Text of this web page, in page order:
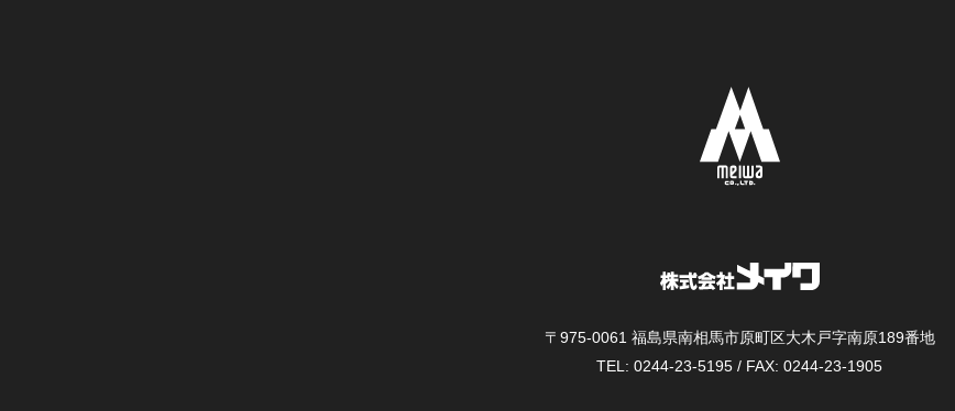
〒975-0061 福島県南相馬市原町区大木戸字南原189番地
TEL: 0244-23-5195 / FAX: 0244-23-1905